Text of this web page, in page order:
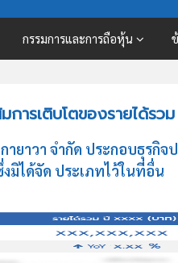
กรรมการและการถือหุ้น
การเติบโตของรายได้ร
ายาวา จำกัด ประกอบธุรกิจ
มิได้จัด ประเภทไว้ในที่อื่น